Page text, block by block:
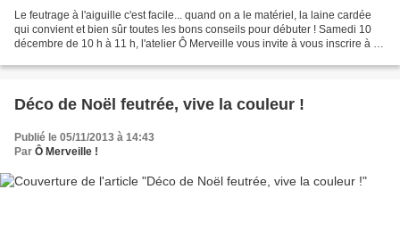
Le feutrage à l'aiguille c'est facile... quand on a le matériel, la laine cardée
qui convient et bien sûr toutes les bons conseils pour débuter ! Samedi 10
décembre de 10 h à 11 h, l'atelier Ô Merveille vous invite à vous inscrire à un
Déco de Noël feutrée, vive la couleur !
Publié le 05/11/2013 à 14:43
Par Ô Merveille !